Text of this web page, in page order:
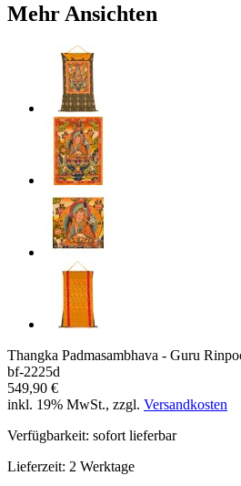
Mehr Ansichten
Thangka Padmasambhava - Guru
bf-2225d
549,90 €
inkl. 19% MwSt., zzgl. Versandkosten
Verfügbarkeit: sofort lieferbar
Lieferzeit: 2 Werktage